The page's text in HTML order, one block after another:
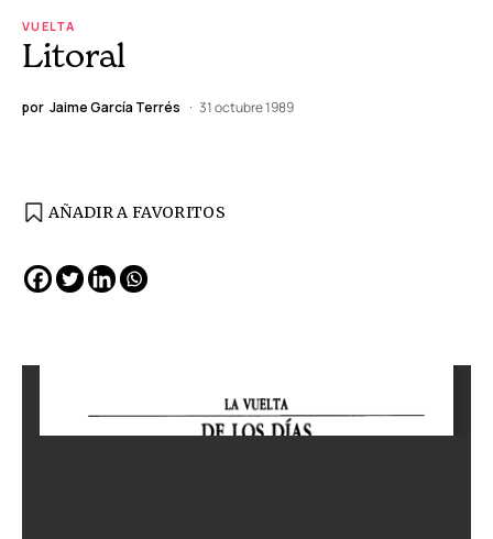
VUELTA
Litoral
por Jaime García Terrés 31 octubre 1989
AÑADIR A FAVORITOS